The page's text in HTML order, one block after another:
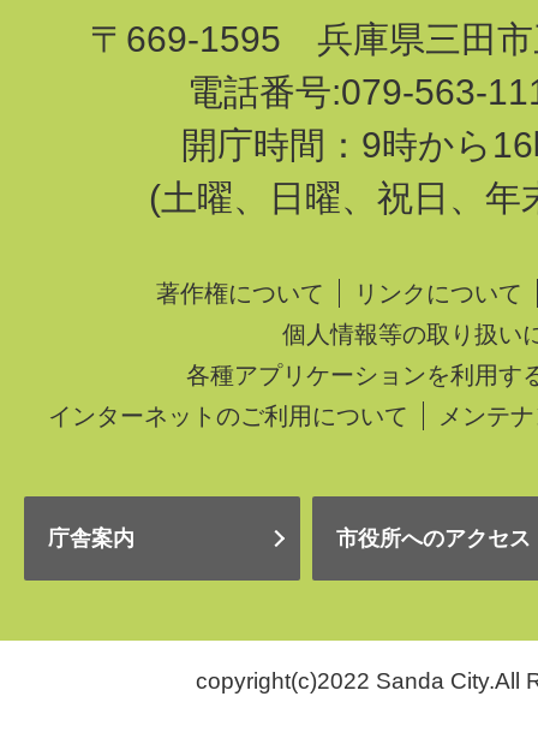
〒669-1595 兵庫県三田市
電話番号:079-563-
開庁時間：9時から
(土曜、日曜、祝日、年
著作権について
リンクについて
個人情報等の取り扱い
各種アプリケーションを利用す
インターネットのご利用について
メンテ
庁舎案内 市役所へのアクセス
copyright(c)2022 Sanda City.All